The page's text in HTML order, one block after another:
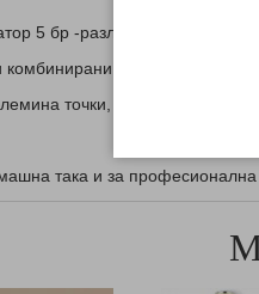
5 бр -различни големини.
с точкатори с
точки, 3d декоративни
така и за професионална